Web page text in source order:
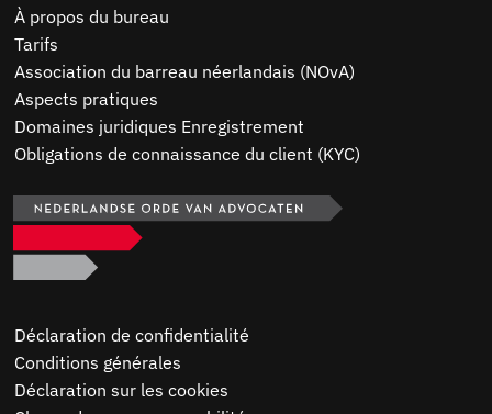
À propos du bureau
Tarifs
Association du barreau néerlandais (NOvA)
Aspects pratiques
Domaines juridiques Enregistrement
Obligations de connaissance du client (KYC)
Déclaration de confidentialité
Conditions générales
Déclaration sur les cookies